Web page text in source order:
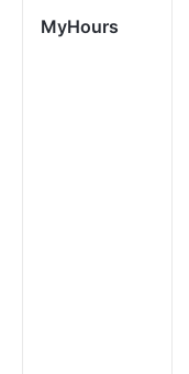
MyHours